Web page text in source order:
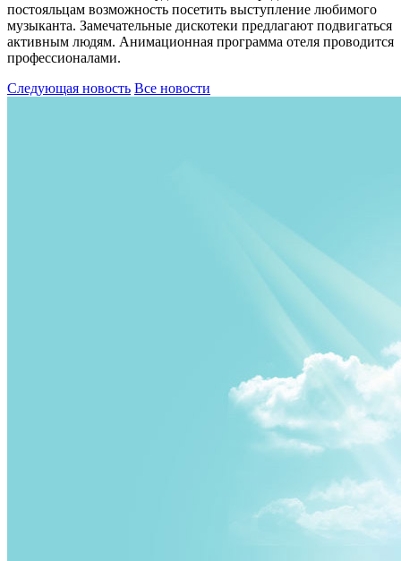
постояльцам возможность посетить выступление любимого
музыканта. Замечательные дискотеки предлагают подвигаться
активным людям. Анимационная программа отеля проводится
профессионалами.
Следующая новость Все новости